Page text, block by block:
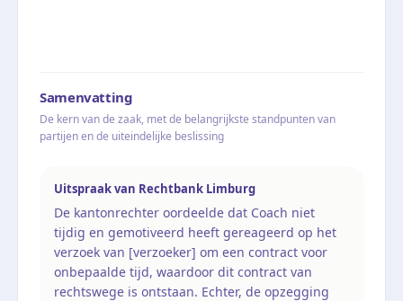
Samenvatting
De kern van de zaak, met de belangrijkste standpunten van
partijen en de uiteindelijke beslissing
Uitspraak van Rechtbank Limburg
De kantonrechter oordeelde dat Coach niet
tijdig en gemotiveerd heeft gereageerd op het
verzoek van [verzoeker] om een contract voor
onbepaalde tijd, waardoor dit contract van
rechtswege is ontstaan. Echter, de opzegging